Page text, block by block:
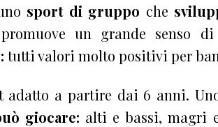
sport di gruppo che
un grande senso di
tutti valori molto positivi per
adatto a partire dai 6 anni.
giocare: alti e bassi, magri